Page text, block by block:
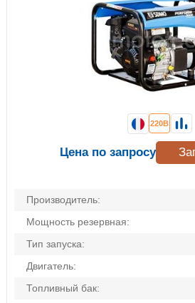
Производитель:
Мощность резервная:
Тип запуска:
Двигатель:
Топливный бак:
220В
Цена по запросу